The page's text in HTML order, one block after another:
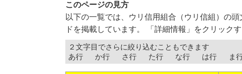
このページの見方
以下の一覧では、ウリ信用組合（ウリ信組）の
ドを掲載しています。 「詳細情報」をクリック
２文字目でさらに絞り込むこともできます
あ行 か行 さ行 た行 な行 は行 ま